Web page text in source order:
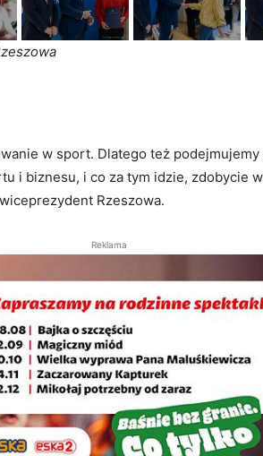
w sport. Dlatego też
i biznesu, i co za tym idzie, zdobycie
Rzeszowa.
Reklama